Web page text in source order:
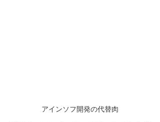
アインソフ開発の代替肉